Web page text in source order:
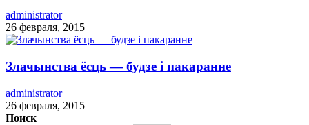
administrator
26 февраля, 2015
Злачынства ёсць — будзе і пакаранне
administrator
26 февраля, 2015
Поиск